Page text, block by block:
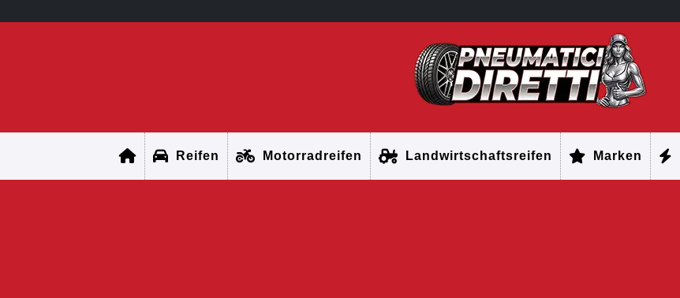
Reifen Motorradreifen Landwirtschaftsreifen Marken